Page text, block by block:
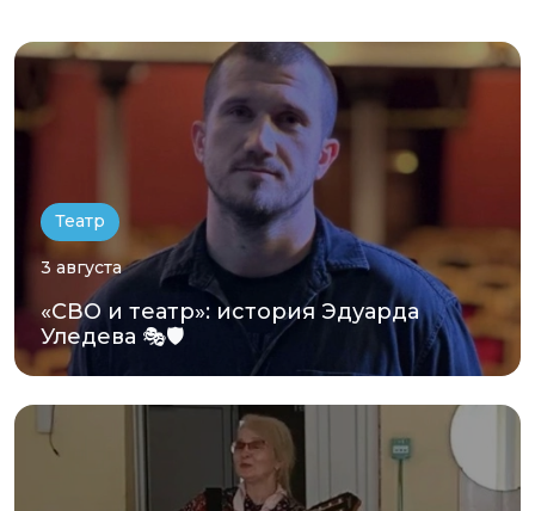
Театр
3 августа
«СВО и театр»: история Эдуарда
Уледева 🎭🛡️